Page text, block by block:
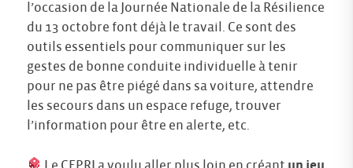
l’occasion de la Journée Nationale de la Résilience
du 13 octobre font déjà le travail. Ce sont des
outils essentiels pour communiquer sur les
gestes de bonne conduite individuelle à tenir
pour ne pas être piégé dans sa voiture, attendre
les secours dans un espace refuge, trouver
l’information pour être en alerte, etc.